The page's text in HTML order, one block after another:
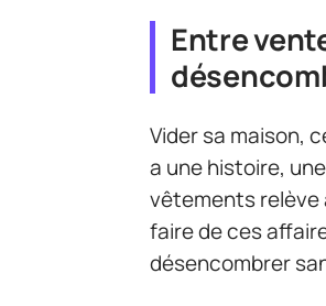
Entre
Vider sa maison,
a une histoire,
vêtements relève
faire de ces
désencombrer